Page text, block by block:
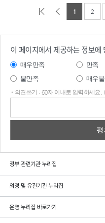
1 2
이 페이지에서 제공하는 정보에
매우만족 만족
불만족
매우
* 의견쓰기 : 60자 이내로 입력하세요.
정부 관련기관 누리집
외청 및 유관기관 누리집
운영 누리집 바로가기